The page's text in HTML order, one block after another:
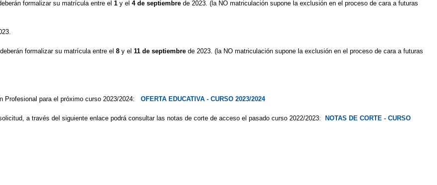
formalizar su matrícula entre el 1 y el 4 de septiembre de 2023. (la NO matriculación supone la exclusión en el proceso de cara a futuras
formalizar su matrícula entre el 8 y el 11 de septiembre de 2023. (la NO matriculación supone la exclusión en el proceso de cara a futuras
Profesional para el próximo curso 2023/2024: OFERTA EDUCATIVA - CURSO 2023/2024
a través del siguiente enlace podrá consultar las notas de corte de acceso el pasado curso 2022/2023: NOTAS DE CORTE - CURSO